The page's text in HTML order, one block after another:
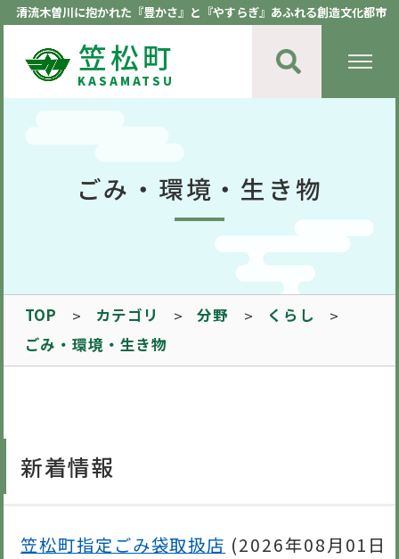
清流木曽川に抱かれた『豊かさ』と『やすらぎ』あふれる創造文化都市
笠松町
KASAMATSU
ごみ・環境・生き物
TOP カテゴリ 分野
くらし
ごみ・環境・生き物
新着情報
笠松町指定ごみ袋取扱店 (2026年08月01日